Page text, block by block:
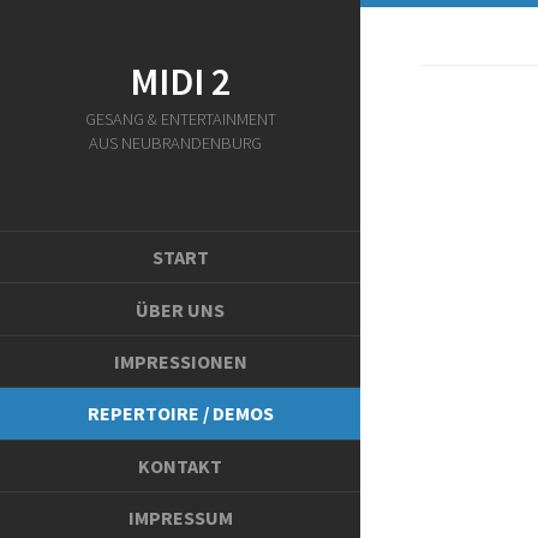
MIDI 2
GESANG & ENTERTAINMENT
AUS NEUBRANDENBURG
START
ÜBER UNS
IMPRESSIONEN
REPERTOIRE / DEMOS
KONTAKT
IMPRESSUM